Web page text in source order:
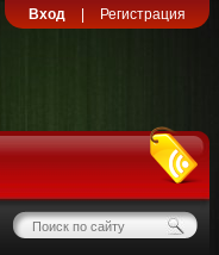
Вход Регистрация